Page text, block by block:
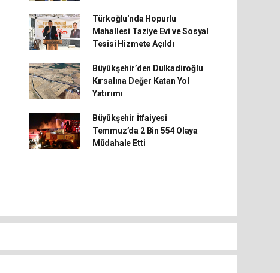
Türkoğlu'nda Hopurlu
Mahallesi Taziye Evi ve Sosyal
Tesisi Hizmete Açıldı
Büyükşehir’den Dulkadiroğlu
Kırsalına Değer Katan Yol
Yatırımı
Büyükşehir İtfaiyesi
Temmuz’da 2 Bin 554 Olaya
Müdahale Etti